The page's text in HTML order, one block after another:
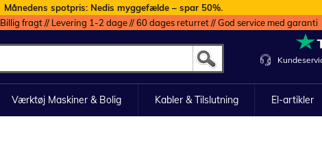
Månedens spotpris: Nedis myggefælde – spar 50%.
Billig fragt // Levering 1-2 dage // 60 dages returret // God service med garanti
Værktøj Maskiner & Bolig Kabler & Tilslutning El-artikler